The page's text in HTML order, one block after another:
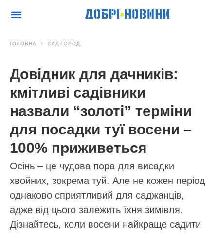
ГОЛОВНА САД-ГОРОД
Довідник для дачників:
кмітливі садівники
назвали “золоті” терміни
для посадки туї восени –
100% приживеться
Осінь – це чудова пора для висадки
хвойних, зокрема туй. Але не кожен період
однаково сприятливий для саджанців,
адже від цього залежить їхня зимівля.
Дізнайтесь, коли восени найкраще садити